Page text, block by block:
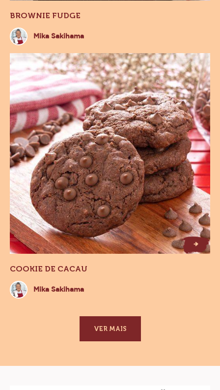
BROWNIE FUDGE
Mika
Sakihama
Mika Sakihama
C
o
o
k
ie
d
e
C
a
c
a
u
COOKIE DE CACAU
Mika
Sakihama
Mika Sakihama
Cookie
de
Cacau
VER MAIS